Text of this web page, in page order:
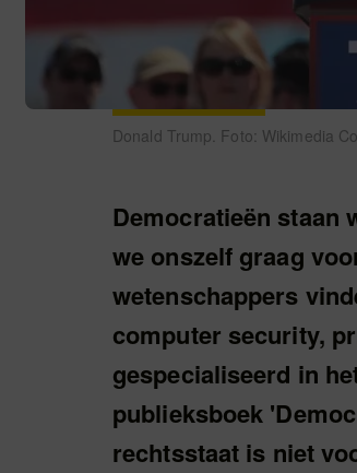
Donald Trump. Foto: Wikimedia
Democratieën staan
we onszelf graag
wetenschappers
computer security,
gespecialiseerd in
publieksboek
rechtsstaat is niet